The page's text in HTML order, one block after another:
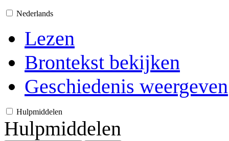
Nederlands
Lezen
Brontekst bekijken
Geschiedenis weergeven
Hulpmiddelen
Hulpmiddelen